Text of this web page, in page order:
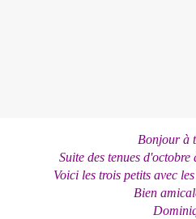
Bonjour à
Suite des tenues
Voici les trois petits avec
Bien